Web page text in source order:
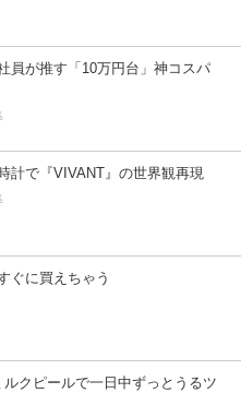
員が推す「10万円台」神コスパ
計で『VIVANT』の世界観再現
ぐに買えちゃう
クピールで一日中ずっとうるツ